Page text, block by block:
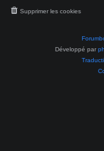
Supprimer les cookies
Développé par